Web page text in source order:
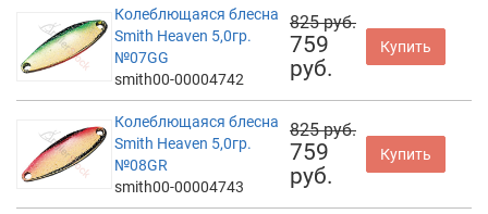
Колеблющаяся блесна
Smith Heaven 5,0гр.
№07GG
smith00-00004742
825 руб.
759
руб.
Купить
Колеблющаяся блесна
Smith Heaven 5,0гр.
№08GR
smith00-00004743
825 руб.
759
руб.
Купить